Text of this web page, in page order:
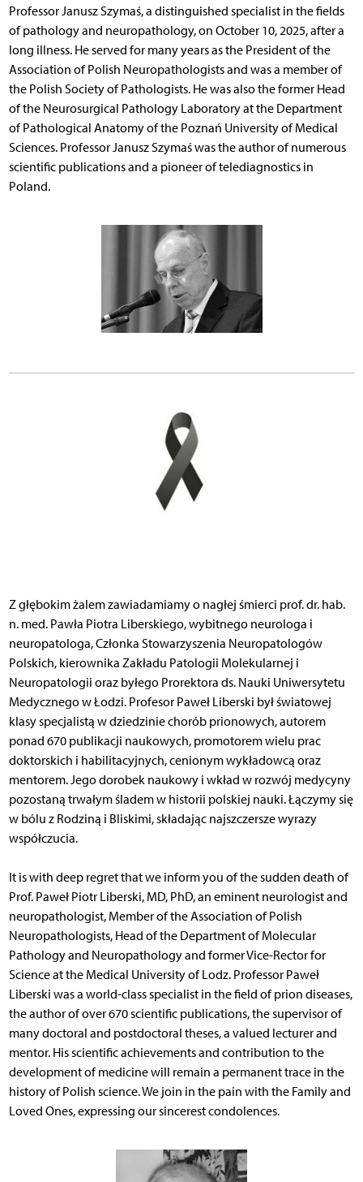
Professor Janusz Szymaś, a distinguished specialist in the fields
of pathology and neuropathology, on October 10, 2025, after a
long illness. He served for many years as the President of the
Association of Polish Neuropathologists and was a member of
the Polish Society of Pathologists. He was also the former Head
of the Neurosurgical Pathology Laboratory at the Department
of Pathological Anatomy of the Poznań University of Medical
Sciences. Professor Janusz Szymaś was the author of numerous
scientific publications and a pioneer of telediagnostics in
Poland.
Z głębokim żalem zawiadamiamy o nagłej śmierci prof. dr. hab.
n. med. Pawła Piotra Liberskiego, wybitnego neurologa i
neuropatologa, Członka Stowarzyszenia Neuropatologów
Polskich, kierownika Zakładu Patologii Molekularnej i
Neuropatologii oraz byłego Prorektora ds. Nauki Uniwersytetu
Medycznego w Łodzi. Profesor Paweł Liberski był światowej
klasy specjalistą w dziedzinie chorób prionowych, autorem
ponad 670 publikacji naukowych, promotorem wielu prac
doktorskich i habilitacyjnych, cenionym wykładowcą oraz
mentorem. Jego dorobek naukowy i wkład w rozwój medycyny
pozostaną trwałym śladem w historii polskiej nauki. Łączymy się
w bólu z Rodziną i Bliskimi, składając najszczersze wyrazy
współczucia.
It is with deep regret that we inform you of the sudden death of
Prof. Paweł Piotr Liberski, MD, PhD, an eminent neurologist and
neuropathologist, Member of the Association of Polish
Neuropathologists, Head of the Department of Molecular
Pathology and Neuropathology and former Vice-Rector for
Science at the Medical University of Lodz. Professor Paweł
Liberski was a world-class specialist in the field of prion diseases,
the author of over 670 scientific publications, the supervisor of
many doctoral and postdoctoral theses, a valued lecturer and
mentor. His scientific achievements and contribution to the
development of medicine will remain a permanent trace in the
history of Polish science. We join in the pain with the Family and
Loved Ones, expressing our sincerest condolences.